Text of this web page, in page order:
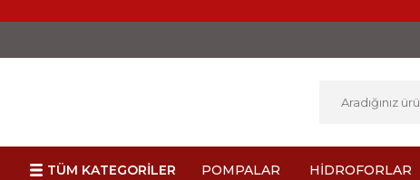
TÜM KATEGORİLER POMPALAR HİDROFORLAR